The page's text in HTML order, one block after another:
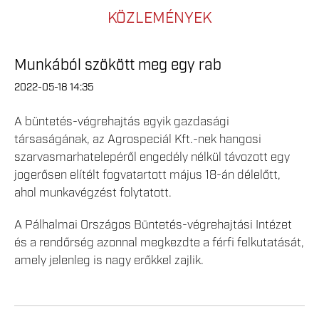
KÖZLEMÉNYEK
Munkából szökött meg egy rab
2022-05-18 14:35
A büntetés-végrehajtás egyik gazdasági
társaságának, az Agrospeciál Kft.-nek hangosi
szarvasmarhatelepéről engedély nélkül távozott egy
jogerősen elítélt fogvatartott május 18-án délelőtt,
ahol munkavégzést folytatott.
A Pálhalmai Országos Büntetés-végrehajtási Intézet
és a rendőrség azonnal megkezdte a férfi felkutatását,
amely jelenleg is nagy erőkkel zajlik.